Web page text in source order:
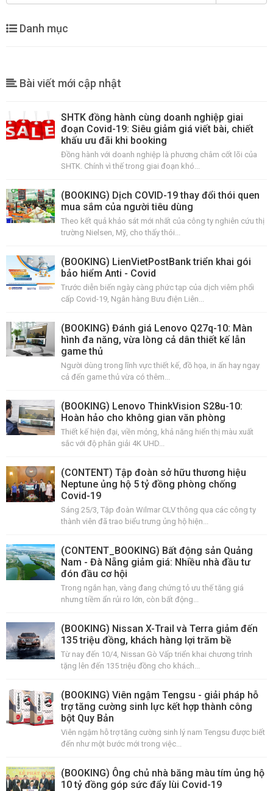
Danh mục
Bài viết mới cập nhật
SHTK đồng hành cùng doanh nghiệp giai
đoạn Covid-19: Siêu giảm giá viết bài, chiết
khấu ưu đãi khi booking
Đồng hành với doanh nghiệp là phương châm cốt lõi của
SHTK. Chính vì thế trong giai đoạn khó...
(BOOKING) Dịch COVID-19 thay đổi thói quen
mua sắm của người tiêu dùng
Theo kết quả khảo sát mới nhất của công ty nghiên cứu thị
trường Nielsen, Mỹ, cho thấy thói...
(BOOKING) LienVietPostBank triển khai gói
bảo hiểm Anti - Covid
Trước diễn biến ngày càng phức tạp của dịch viêm phổi
cấp Covid-19, Ngân hàng Bưu điện Liên...
(BOOKING) Đánh giá Lenovo Q27q-10: Màn
hình đa năng, vừa lòng cả dân thiết kế lẫn
game thủ
Người dùng trong lĩnh vực thiết kế, đồ họa, in ấn hay ngay
cả đến game thủ vừa có thêm...
(BOOKING) Lenovo ThinkVision S28u-10:
Hoàn hảo cho không gian văn phòng
Thiết kế hiện đại, viền mỏng, khả năng hiển thị màu xuất
sắc với độ phân giải 4K UHD...
(CONTENT) Tập đoàn sở hữu thương hiệu
Neptune ủng hộ 5 tỷ đồng phòng chống
Covid-19
Sáng 25/3, Tập đoàn Wilmar CLV thông qua các công ty
thành viên đã trao biểu trưng ủng hộ hiện...
(CONTENT_BOOKING) Bất động sản Quảng
Nam - Đà Nẵng giảm giá: Nhiều nhà đầu tư
đón đầu cơ hội
Trong ngắn hạn, vàng đang chứng tỏ ưu thế tăng giá
nhưng tiềm ẩn rủi ro lớn, còn bất động...
(BOOKING) Nissan X-Trail và Terra giảm đến
135 triệu đồng, khách hàng lợi trăm bề
Từ nay đến 10/4, Nissan Gò Vấp triển khai chương trình
tặng lên đến 135 triệu đồng cho khách...
(BOOKING) Viên ngậm Tengsu - giải pháp hỗ
trợ tăng cường sinh lực kết hợp thành công
bột Quy Bản
Viên ngậm hỗ trợ tăng cường sinh lý nam Tengsu được biết
đến như một bước mới trong việc...
(BOOKING) Ông chủ nhà băng màu tím ủng hộ
10 tỷ đồng góp sức đẩy lùi Covid-19